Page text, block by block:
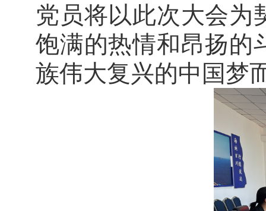
党员将以此次大会为
饱满的热情和昂扬的
族伟大复兴的中国梦